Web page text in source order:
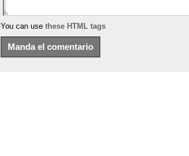
You can use these HTML tags